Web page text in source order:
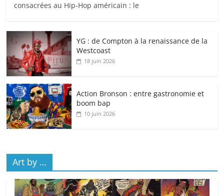
consacrées au Hip-Hop américain : le
YG : de Compton à la renaissance de la
Westcoast
18 juin 2026
Action Bronson : entre gastronomie et
boom bap
10 juin 2026
Art by …